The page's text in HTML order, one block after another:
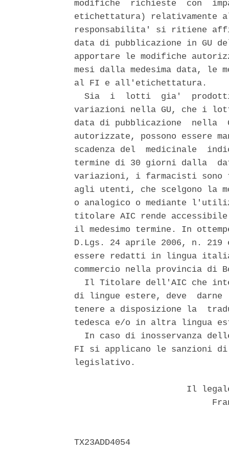
modifiche  richieste  con
etichettatura) relativamente
responsabilita' si ritiene
data di pubblicazione in GU
apportare le modifiche
mesi dalla medesima data, le
al FI e all'etichettatura.
Sia  i  lotti  gia'
variazioni nella GU, che i
data di pubblicazione  nella
autorizzate, possono essere
scadenza del  medicinale
termine di 30 giorni dalla
variazioni, i farmacisti sono
agli utenti, che scelgono la
o analogico o mediante
titolare AIC rende
il medesimo termine. In
D.Lgs. 24 aprile 2006, n.
essere redatti in lingua
commercio nella provincia di
Il Titolare dell'AIC che
di lingue estere, deve  darne
tenere a disposizione la
tedesca e/o in altra lingua
In caso di inosservanza
FI si applicano le sanzioni
legislativo.
Il